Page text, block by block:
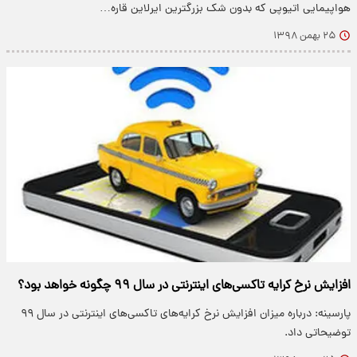
هواپیمایی اتیوپی که بدون شک بزرگترین ایرلاین قاره…
۲۵ بهمن ۱۳۹۸
افزایش نرخ کرایه تاکسی‌های اینترنتی در سال ۹۹ چگونه خواهد بود؟
پارسینه: درباره میزان افزایش نرخ کرایه‌های تاکسی‌های اینترنتی در سال ۹۹
توضیحاتی داد.